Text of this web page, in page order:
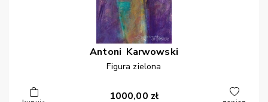
Antoni Karwowski
Figura zielona
1000,00 zł